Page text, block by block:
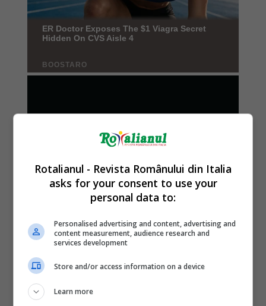
Rotalianul - Revista Românului din Italia
asks for your consent to use your
personal data to:
Personalised advertising and content, advertising and
content measurement, audience research and
services development
Store and/or access information on a device
Learn more